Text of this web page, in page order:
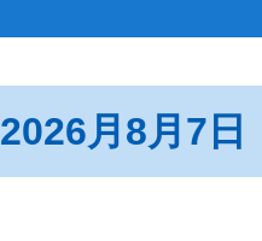
2026月8月7日